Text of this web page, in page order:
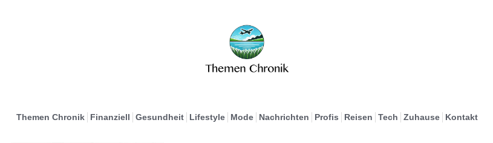
Themen Chronik Finanziell Gesundheit Lifestyle Mode Nachrichten Profis Reisen Tech Zuhause Kontakt